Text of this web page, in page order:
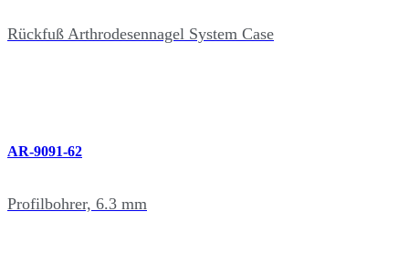
Rückfuß Arthrodesennagel System Case
AR-9091-62
Profilbohrer, 6.3 mm